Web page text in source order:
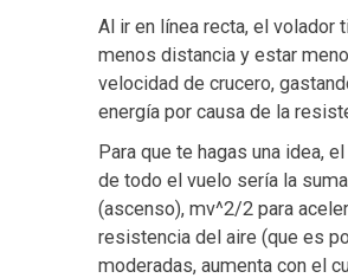
Al ir en línea recta, el volador
menos distancia y estar
velocidad de crucero,
energía por causa de la
Para que te hagas una idea,
de todo el vuelo sería la
(ascenso), mv^2/2 para
resistencia del aire (que es
moderadas, aumenta con el